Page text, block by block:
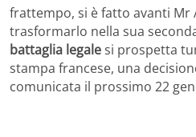
frattempo, si è fatto avanti Mr
trasformarlo nella sua
battaglia legalesi prospetta
stampa francese, una
comunicata il prossimo 22